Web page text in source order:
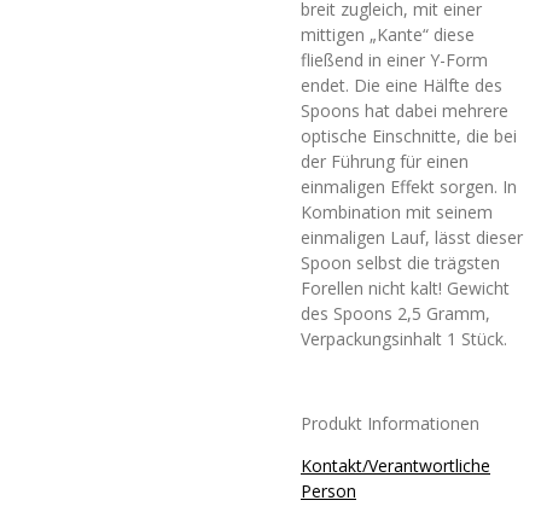
breit zugleich, mit einer
mittigen „Kante“ diese
fließend in einer Y-Form
endet. Die eine Hälfte des
Spoons hat dabei mehrere
optische Einschnitte, die bei
der Führung für einen
einmaligen Effekt sorgen. In
Kombination mit seinem
einmaligen Lauf, lässt dieser
Spoon selbst die trägsten
Forellen nicht kalt! Gewicht
des Spoons 2,5 Gramm,
Verpackungsinhalt 1 Stück.
Produkt Informationen
Kontakt/Verantwortliche
Person